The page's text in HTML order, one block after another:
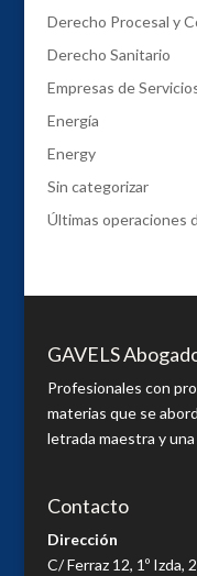
Derecho Procesal y
Derecho Sanitario
Empresas de
Energía
Energy
Sin categorizar
Últimas operaciones
GAVELS
Profesionales con
materias que se
letrada maestra y
Contacto
Dirección
C/ Ferraz 12, 1º Izda,